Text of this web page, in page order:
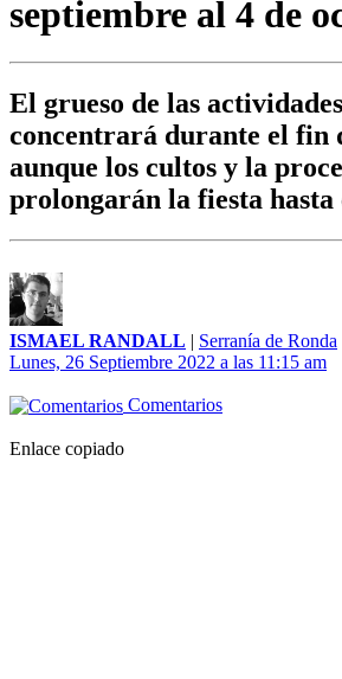
septiembre al 4 de
El grueso de las
concentrará durante el fin
aunque los cultos y la
prolongarán la fiesta hasta
ISMAEL RANDALL | Serranía de Ronda
Lunes, 26 Septiembre 2022 a las 11:15 am
Comentarios
Enlace copiado